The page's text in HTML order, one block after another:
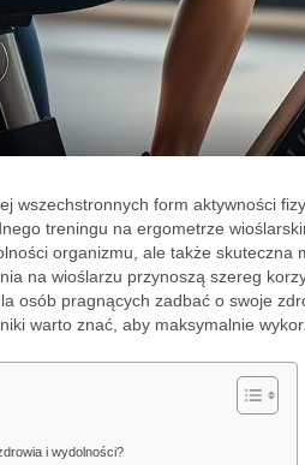
wszechstronnych form aktywności
treningu na ergometrze
organizmu, ale także skuteczna
na wioślarzu przynoszą szereg
osób pragnących zadbać o swoje
warto znać, aby maksymalnie
i wydolności?